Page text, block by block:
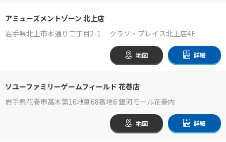
アミューズメントゾーン 北上店
岩手県北上市本通り二丁目2-1 クラソ・プレイス北上店4F
地図 詳細
ソユーファミリーゲームフィールド 花巻店
岩手県花巻市高木第16地割68番地6 銀河モール花巻内
地図 詳細